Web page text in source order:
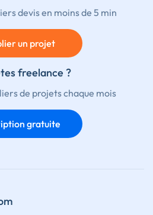
devis en moins de 5 min
un projet
freelance ?
de projets chaque mois
gratuite